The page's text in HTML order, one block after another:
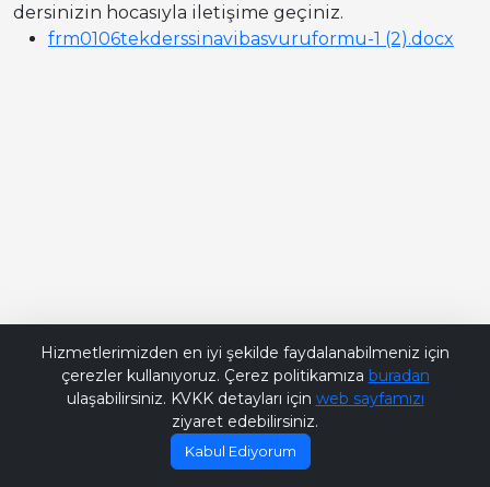
dersinizin hocasıyla iletişime geçiniz.
frm0106tekderssinavibasvuruformu-1 (2).docx
Hizmetlerimizden en iyi şekilde faydalanabilmeniz için
çerezler kullanıyoruz. Çerez politikamıza buradan
ulaşabilirsiniz. KVKK detayları için web sayfamızı
ziyaret edebilirsiniz.
Kabul Ediyorum
Bana Soru Sor | Ask Me